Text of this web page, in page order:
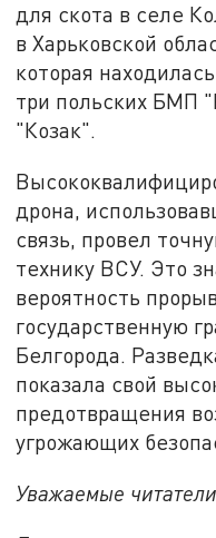
для скота в селе
в Харьковской
которая
три польских БМП
"Козак".
дрона,
связь, провел
технику ВСУ. Это
вероятность
государственную
Белгорода.
показала свой
предотвращения
угрожающих
Уважаемые